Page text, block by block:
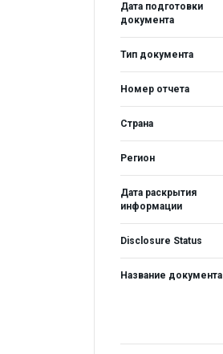
Дата подготовки
документа
Тип документа
Номер отчета
Страна
Регион
Дата раскрытия
информации
Disclosure Status
Название документа